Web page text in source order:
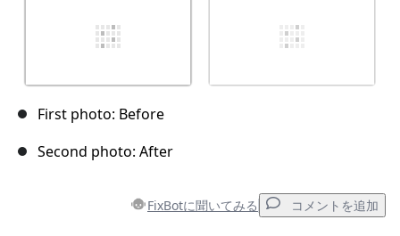
First photo: Before
Second photo: After
FixBotに聞いてみる コメントを追加